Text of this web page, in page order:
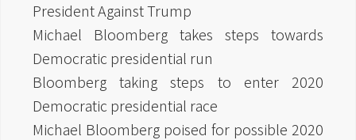
President Against Trump
Michael Bloomberg takes steps towards
Democratic presidential run
Bloomberg taking steps to enter 2020
Democratic presidential race
Michael Bloomberg poised for possible 2020